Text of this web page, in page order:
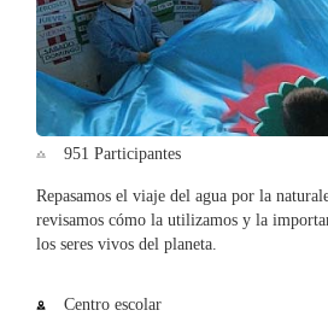
951 Participantes
Repasamos el viaje del agua por la
revisamos cómo la utilizamos y la
los seres vivos del planeta.
Centro escolar